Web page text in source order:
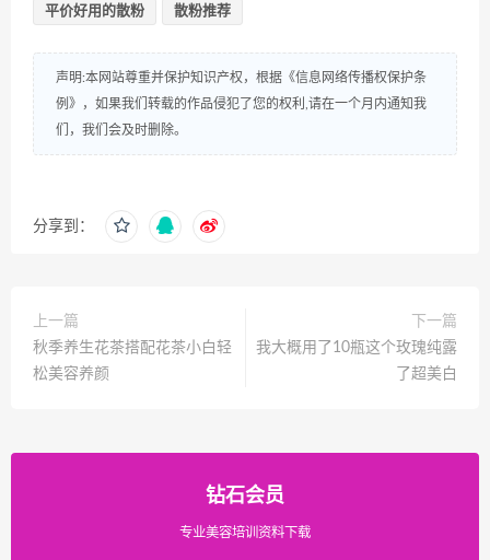
平价好用的散粉 散粉推荐
声明:本网站尊重并保护知识产权，根据《信息网络传播权保护条
例》，如果我们转载的作品侵犯了您的权利,请在一个月内通知我
们，我们会及时删除。
分享到：
上一篇
秋季养生花茶搭配花茶小白轻
松美容养颜
下一篇
我大概用了10瓶这个玫瑰纯露
了超美白
钻石会员
专业美容培训资料下载